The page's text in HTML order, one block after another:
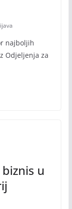
najboljih
Odjeljenja za
u